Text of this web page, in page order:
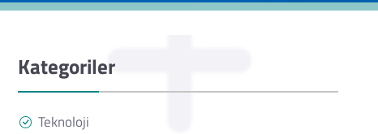
Kategoriler
Teknoloji